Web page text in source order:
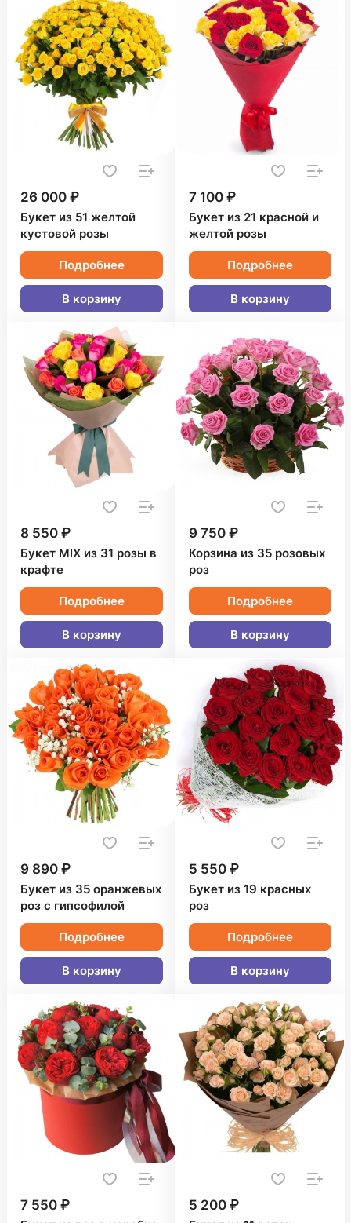
26 000 ₽
Букет из 51 желтой
кустовой розы
Подробнее
В корзину
7 100 ₽
Букет из 21 красной и
желтой розы
Подробнее
В корзину
8 550 ₽
Букет MIX из 31 розы в
крафте
Подробнее
В корзину
9 750 ₽
Корзина из 35 розовых
роз
Подробнее
В корзину
9 890 ₽
Букет из 35 оранжевых
роз с гипсофилой
Подробнее
В корзину
5 550 ₽
Букет из 19 красных
роз
Подробнее
В корзину
7 550 ₽ 5 200 ₽